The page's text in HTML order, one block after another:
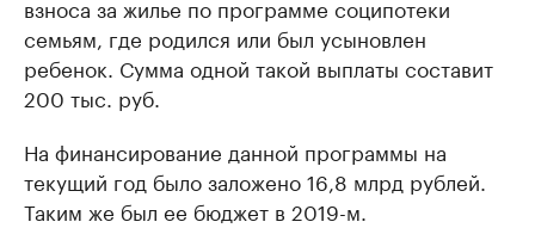
взноса за жилье по программе соципотеки
семьям, где родился или был усыновлен
ребенок. Сумма одной такой выплаты составит
200 тыс. руб.
На финансирование данной программы на
текущий год было заложено 16,8 млрд рублей.
Таким же был ее бюджет в 2019-м.